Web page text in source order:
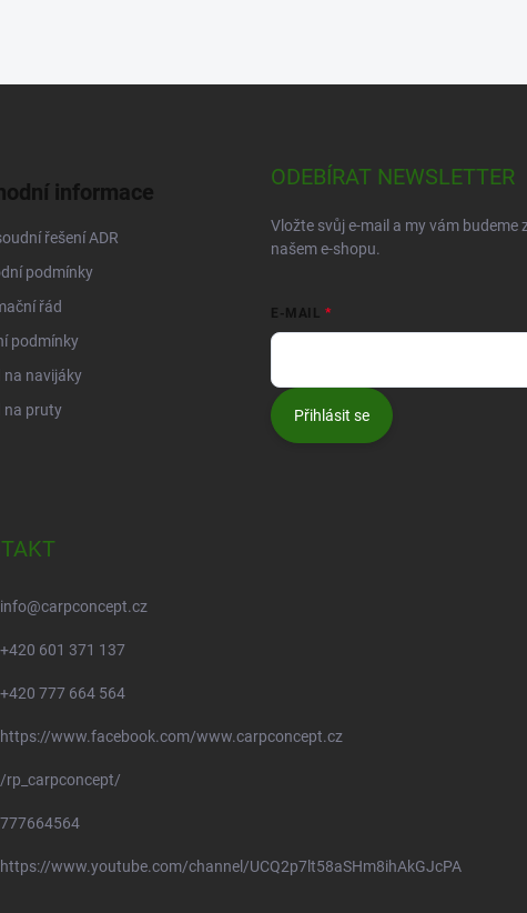
informace
řešení ADR
podmínky
řád
podmínky
na navijáky
na pruty
ODEBÍRAT NEWSLETTER
Vložte svůj e-mail a my vám
našem e-shopu.
E-MAIL
Přihlásit se
info@carpconcept.cz
+420 601 371 137
+420 777 664 564
https://www.facebook.com/www.carpconcept.cz
/rp_carpconcept/
777664564
https://www.youtube.com/channel/UCQ2p7lt58aSHm8ihAkGJcPA